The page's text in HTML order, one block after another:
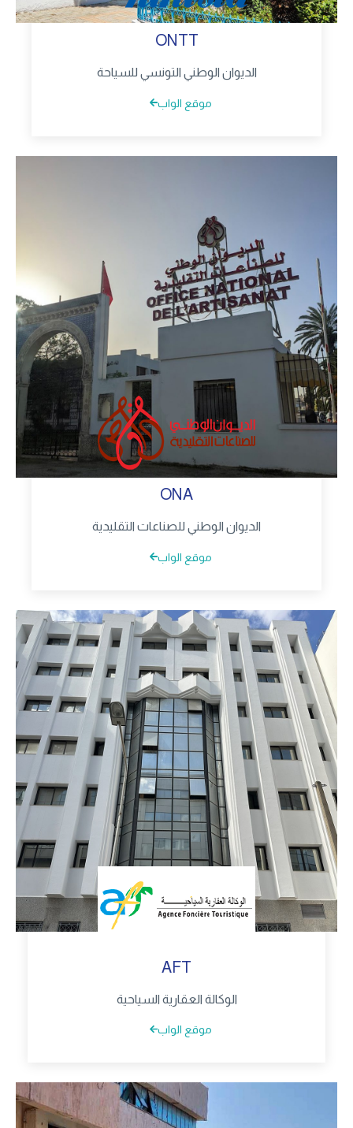
ONTT
الديوان الوطني التونسي للسياحة
موقع الواب
ONA
الديوان الوطني للصناعات التقليدية
موقع الواب
AFT
الوكالة العقارية السياحية
موقع الواب